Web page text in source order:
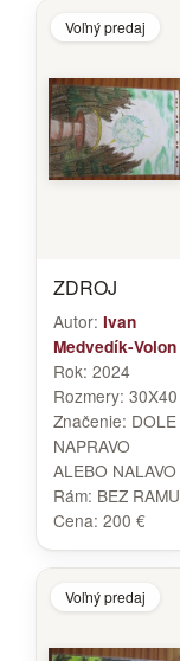
Voľný predaj
ZDROJ
Autor: Ivan
Medvedík-Volon
Rok: 2024
Rozmery: 30X40
Značenie: DOLE
NAPRAVO
ALEBO NALAVO
Rám: BEZ RAMU
Cena: 200 €
Voľný predaj